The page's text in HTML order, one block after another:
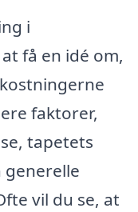
i
få en idé om,
faktorer,
tapetets
vil du se, at